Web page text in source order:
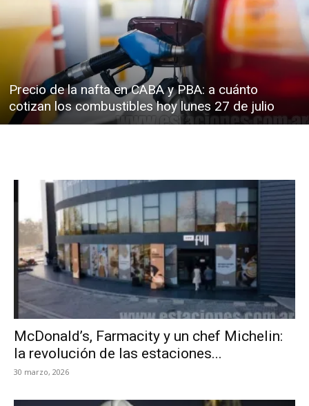
Precio de la nafta en CABA y PBA: a cuánto
cotizan los combustibles hoy lunes 27 de julio
McDonald’s, Farmacity y un chef Michelin:
la revolución de las estaciones...
30 marzo, 2026